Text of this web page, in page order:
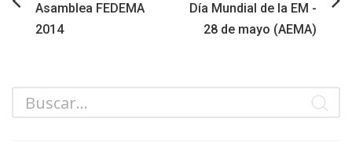
Asamblea FEDEMA
2014
Día Mundial de la EM -
28 de mayo (AEMA)